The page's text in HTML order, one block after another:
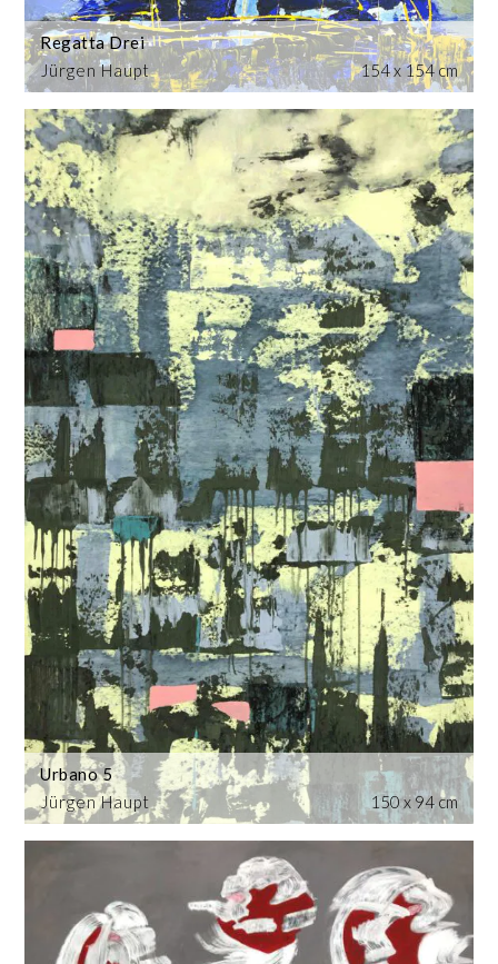
Jürgen Haupt
Regatta Drei
154 x 154 cm
Jürgen Haupt
Urbano 5
150 x 94 cm